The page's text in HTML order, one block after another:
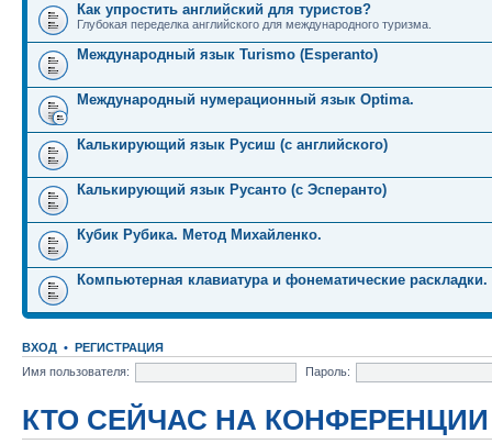
Как упростить английский для туристов?
Глубокая переделка английского для международного туризма.
Международный язык Turismo (Esperanto)
Международный нумерационный язык Optima.
Калькирующий язык Русиш (с английского)
Калькирующий язык Русанто (с Эсперанто)
Кубик Рубика. Метод Михайленко.
Компьютерная клавиатура и фонематические раскладки.
ВХОД • РЕГИСТРАЦИЯ
Имя пользователя:
Пароль:
КТО СЕЙЧАС НА КОНФЕРЕНЦИИ